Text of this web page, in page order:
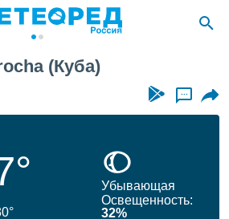
(Куба)
...
Убывающая
Освещенность:
32%